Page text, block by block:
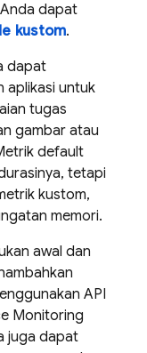
dapat
kustom.
dapat
aplikasi untuk
tugas
gambar atau
default
tetapi
kustom,
memori.
awal dan
API
Monitoring
juga dapat